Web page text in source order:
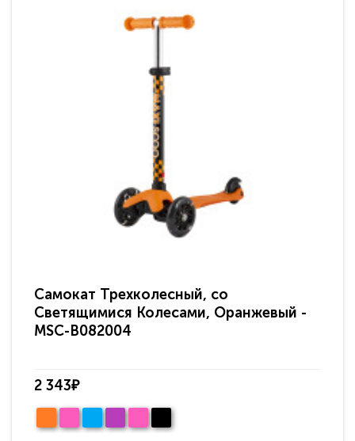
Самокат Трехколесный, со
Светящимися Колесами, Оранжевый -
MSC-B082004
2 343₽